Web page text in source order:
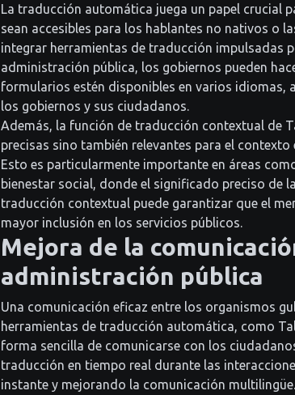
La traducción automática juega un papel crucial
sean accesibles para los hablantes no nativos o
integrar herramientas de traducción impulsadas
administración pública, los gobiernos pueden
formularios estén disponibles en varios idiomas,
los gobiernos y sus ciudadanos.
Además, la función de traducción contextual de
precisas sino también relevantes para el
Esto es particularmente importante en áreas
bienestar social, donde el significado preciso de
traducción contextual puede garantizar que el
mayor inclusión en los servicios públicos.
Mejora de la
administración pública
Una comunicación eficaz entre los organismos
herramientas de traducción automática, como
forma sencilla de comunicarse con los
traducción en tiempo real durante las
instante y mejorando la comunicación multilingüe.